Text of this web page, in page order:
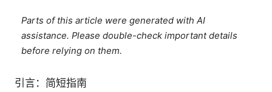
Parts of this article were generated with AI
assistance. Please double-check important details
before relying on them.
引言：简短指南